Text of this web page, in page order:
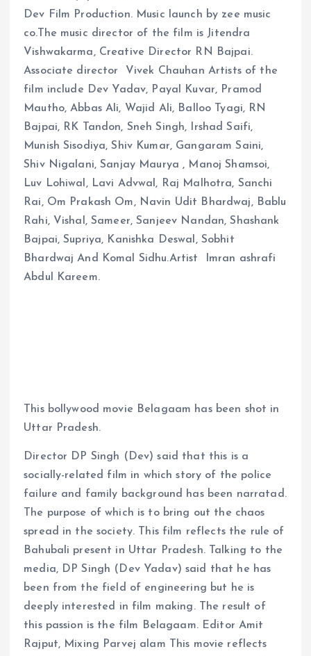
Dev Film Production. Music launch by zee music
co.The music director of the film is Jitendra
Vishwakarma, Creative Director RN Bajpai.
Associate director Vivek Chauhan Artists of the
film include Dev Yadav, Payal Kuvar, Pramod
Mautho, Abbas Ali, Wajid Ali, Balloo Tyagi, RN
Bajpai, RK Tandon, Sneh Singh, Irshad Saifi,
Munish Sisodiya, Shiv Kumar, Gangaram Saini,
Shiv Nigalani, Sanjay Maurya , Manoj Shamsoi,
Luv Lohiwal, Lavi Advwal, Raj Malhotra, Sanchi
Rai, Om Prakash Om, Navin Udit Bhardwaj, Bablu
Rahi, Vishal, Sameer, Sanjeev Nandan, Shashank
Bajpai, Supriya, Kanishka Deswal, Sobhit
Bhardwaj And Komal Sidhu.Artist Imran ashrafi
Abdul Kareem.
This bollywood movie Belagaam has been shot in
Uttar Pradesh.
Director DP Singh (Dev) said that this is a
socially-related film in which story of the police
failure and family background has been narratad.
The purpose of which is to bring out the chaos
spread in the society. This film reflects the rule of
Bahubali present in Uttar Pradesh. Talking to the
media, DP Singh (Dev Yadav) said that he has
been from the field of engineering but he is
deeply interested in film making. The result of
this passion is the film Belagaam. Editor Amit
Rajput, Mixing Parvej alam This movie reflects